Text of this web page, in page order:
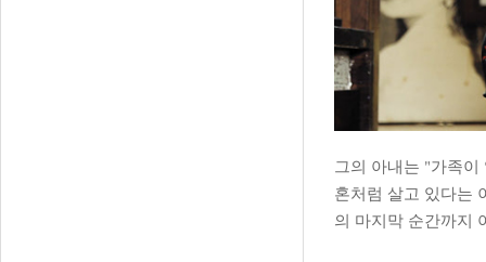
그의 아내는 "가족
혼처럼 살고 있다는
의 마지막 순간까지